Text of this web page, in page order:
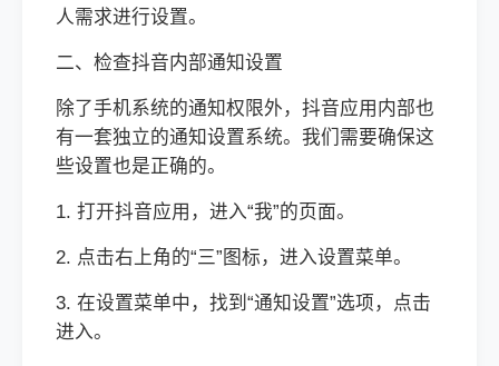
人需求进行设置。
二、检查抖音内部通知设置
除了手机系统的通知权限外，抖音应用内部也
有一套独立的通知设置系统。我们需要确保这
些设置也是正确的。
1. 打开抖音应用，进入“我”的页面。
2. 点击右上角的“三”图标，进入设置菜单。
3. 在设置菜单中，找到“通知设置”选项，点击
进入。